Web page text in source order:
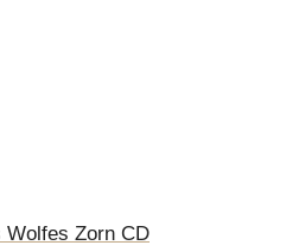
Wolfes Zorn CD